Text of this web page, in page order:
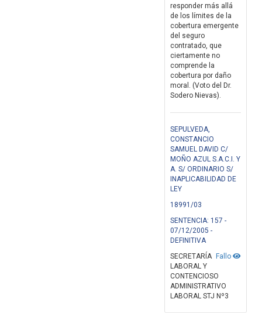
responder más allá
de los límites de la
cobertura emergente
del seguro
contratado, que
ciertamente no
comprende la
cobertura por daño
moral. (Voto del Dr.
Sodero Nievas).
SEPULVEDA,
CONSTANCIO
SAMUEL DAVID C/
MOÑO AZUL S.A.C.I. Y
A. S/ ORDINARIO S/
INAPLICABILIDAD DE
LEY
18991/03
SENTENCIA: 157 -
07/12/2005 -
DEFINITIVA
Fallo
SECRETARÍA
LABORAL Y
CONTENCIOSO
ADMINISTRATIVO
LABORAL STJ Nº3